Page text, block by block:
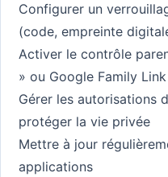
Configurer un
(code, empreinte
Activer le contrôle
» ou Google Family Link
Gérer les autorisations
protéger la vie privée
Mettre à jour
applications